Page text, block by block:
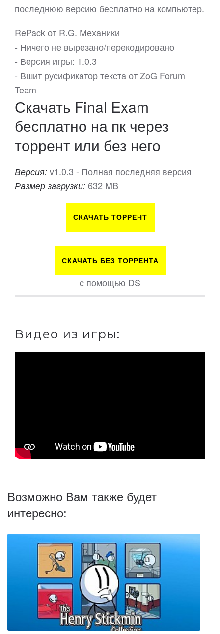
последнюю версию бесплатно на компьютер.
RePack от R.G. Механики
- Ничего не вырезано/перекодировано
- Версия игры: 1.0.3
- Вшит русификатор текста от ZoG Forum
Team
Скачать Final Exam
бесплатно на пк через
торрент или без него
Версия: v1.0.3 - Полная последняя версия
Размер загрузки: 632 MB
СКАЧАТЬ ТОРРЕНТ
СКАЧАТЬ БЕЗ ТОРРЕНТА
с помощью DS
Видео из игры:
Возможно Вам также будет
интересно: